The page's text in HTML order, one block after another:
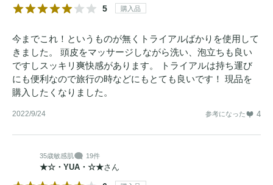
5 購入品
今までこれ！というものが無くトライアルばかりを使用して
きました。 頭皮をマッサージしながら洗い、泡立ちも良い
ですしスッキリ爽快感があります。 トライアルは持ち運び
にも便利なので旅行の時などにもとても良いです！ 現品を
購入したくなりました。
2022/9/24 参考になった 4
35歳敏感肌 19件
★☆・YUA・☆★さん